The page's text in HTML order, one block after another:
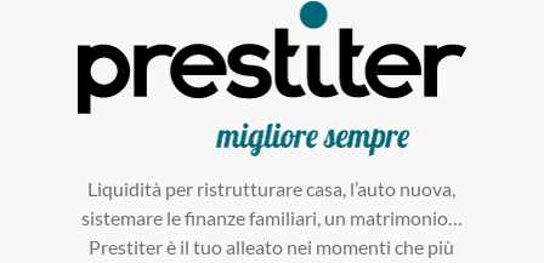
Liquidità per ristrutturare casa, l’auto nuova,
sistemare le finanze familiari, un matrimonio…
Prestiter è il tuo alleato nei momenti che più